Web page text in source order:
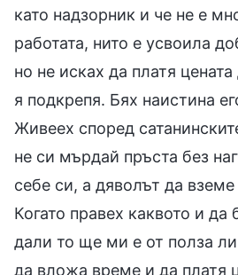
като надзорник и че не е
работата, нито е усвоила
но не исках да платя
я подкрепя. Бях наистина
Живеех според
не си мърдай пръста без
себе си, а дяволът да вземе
Когато правех каквото и
дали то ще ми е от полза
да вложа време и да платя